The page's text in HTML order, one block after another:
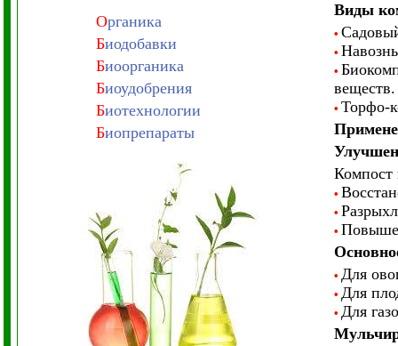
Органика
Биодобавки
Биоорганика
Биоудобрения
Биотехнологии
Биопрепараты
Виды
•
•
•
веществ.
• Торфо-
Компост
•
•
•
• Для
• Для
• Для